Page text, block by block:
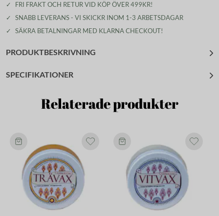
✓
FRI FRAKT OCH RETUR VID KÖP ÖVER 499KR!
✓
SNABB LEVERANS - VI SKICKR INOM 1-3 ARBETSDAGAR
✓
SÄKRA BETALNINGAR MED KLARNA CHECKOUT!
PRODUKTBESKRIVNING
SPECIFIKATIONER
Relaterade produkter